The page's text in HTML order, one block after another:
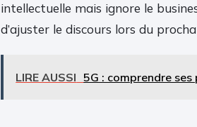
intellectuelle mais ignore le
d’ajuster le discours lors du
LIRE AUSSI 5G : comprendre